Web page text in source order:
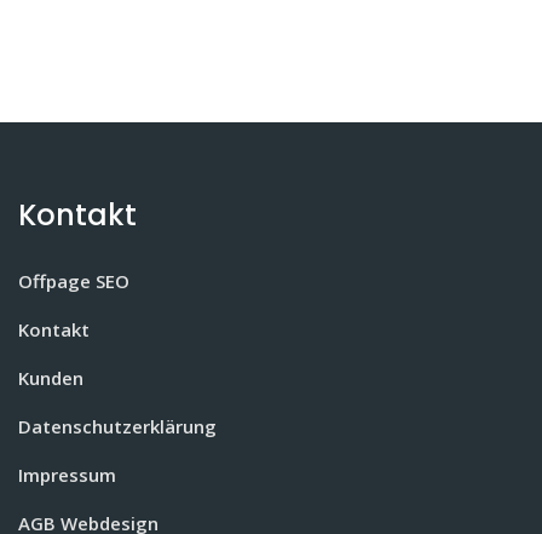
Kontakt
Offpage SEO
Kontakt
Kunden
Datenschutzerklärung
Impressum
AGB Webdesign